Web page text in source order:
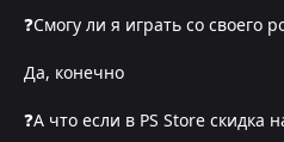
❓Смогу ли я играть со своего
Да, конечно
❓А что если в PS Store скидка